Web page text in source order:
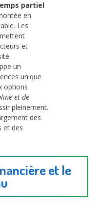
partiel
en
Les
et
un
unique
options
et de
pleinement.
des
et des
et le